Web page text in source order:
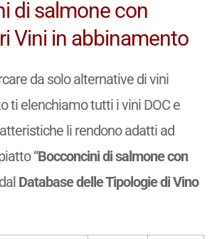
di salmone con
Vini in abbinamento
da solo alternative di vini
ti elenchiamo tutti i vini DOC e
li rendono adatti ad
“Bocconcini di salmone con
Database delle Tipologie di Vino